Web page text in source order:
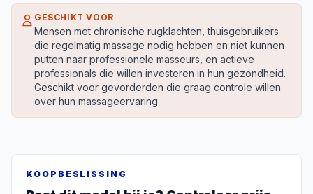
GESCHIKT VOOR
Mensen met chronische rugklachten, thuisgebruikers
die regelmatig massage nodig hebben en niet kunnen
putten naar professionele masseurs, en actieve
professionals die willen investeren in hun gezondheid.
Geschikt voor gevorderden die graag controle willen
over hun massageervaring.
KOOPBESLISSING